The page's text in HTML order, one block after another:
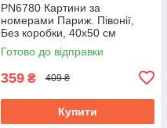
PN6780 Картини за
номерами Париж. Півонії,
Без коробки, 40х50 см
Готово до відправки
359 ₴ 409 ₴
Купити